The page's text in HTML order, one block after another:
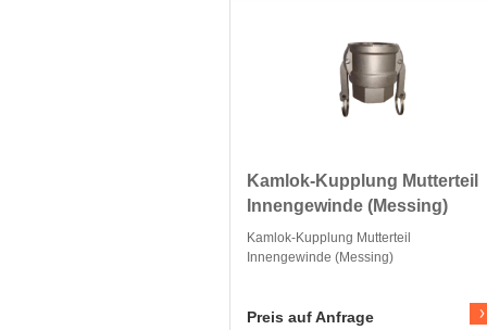
Kamlok-Kupplung Mutterteil
Innengewinde (Messing)
Kamlok-Kupplung Mutterteil
Innengewinde (Messing)
Preis auf Anfrage